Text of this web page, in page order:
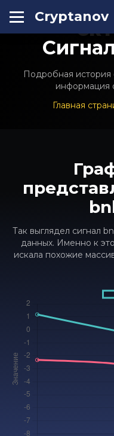
Cryptanov
Подробная история
информация
Главная
Так выглядел сигнал
данных. Именно к
искала похожие